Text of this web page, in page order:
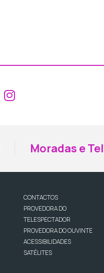
Aceder ao
Aceder ao
Moradas e
CONTACTOS
PROVEDORA DO
TELESPECTADOR
PROVEDORA DO OUVINTE
ACESSIBILIDADES
SATÉLITES